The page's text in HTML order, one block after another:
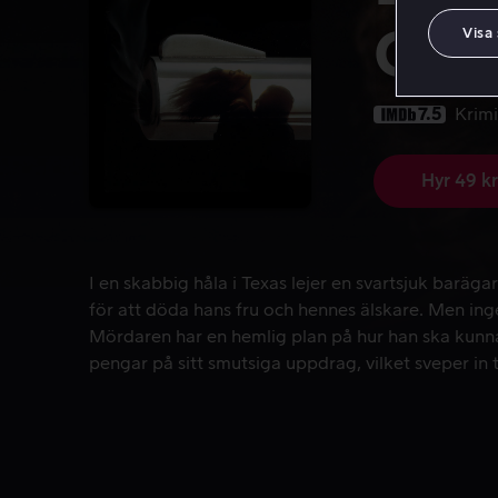
Cut
7.5
Hyr 49 kr
I en skabbig håla i Texas lejer en svartsjuk
I en skabbig håla i Texas lejer en svartsjuk
för att döda hans fru och hennes älskare. Men
Mördaren har en hemlig plan på hur han ska
pengar på sitt smutsiga uppdrag, vilket sveper in
Visa